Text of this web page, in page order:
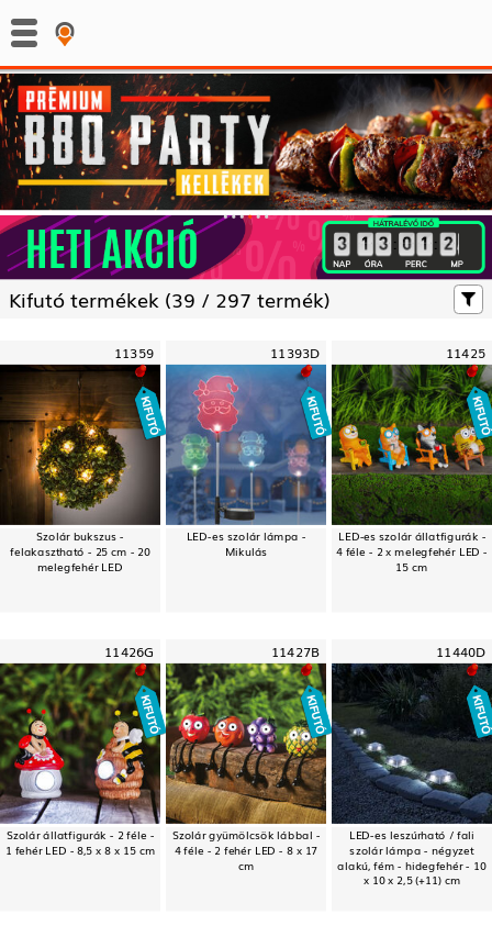
: :
Kifutó termékek (39 / 297 termék)
11359
Szolár bukszus -
felakasztható - 25 cm - 20
melegfehér LED
11393D
LED-es szolár lámpa -
Mikulás
11425
LED-es szolár állatfigurák -
4 féle - 2 x melegfehér LED -
15 cm
11426G
Szolár állatfigurák - 2 féle -
1 fehér LED - 8,5 x 8 x 15 cm
11427B
Szolár gyümölcsök lábbal -
4 féle - 2 fehér LED - 8 x 17
cm
11440D
LED-es leszúrható / fali
szolár lámpa - négyzet
alakú, fém - hidegfehér - 10
x 10 x 2,5 (+11) cm